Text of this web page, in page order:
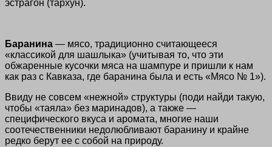
эстрагон (тархун).
Баранина — мясо, традиционно считающееся
«классикой для шашлыка» (учитывая то, что эти
обжаренные кусочки мяса на шампуре и пришли к нам
как раз с Кавказа, где баранина была и есть «Мясо № 1»).
Ввиду не совсем «нежной» структуры (поди найди такую,
чтобы «таяла» без маринадов), а также —
специфического вкуса и аромата, многие наши
соотечественники недолюбливают баранину и крайне
редко берут ее с собой на природу.